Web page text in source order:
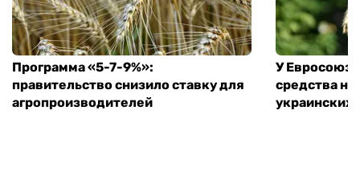
Программа «5-7-9%»:
правительство снизило ставку для
агропроизводителей
У
средства